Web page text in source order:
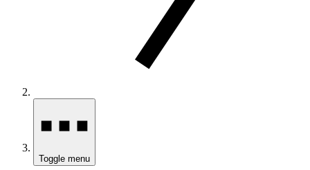
Toggle menu